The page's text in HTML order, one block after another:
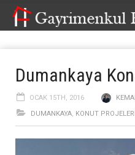
Dumankaya
OCAK 15TH, 2016
DUMANKAYA, KONUT PROJELERI